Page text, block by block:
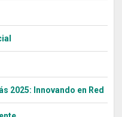
2025: Innovando en Red